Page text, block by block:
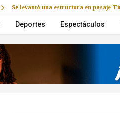
Se levantó una estructura en pasaje
Deportes Espectáculos